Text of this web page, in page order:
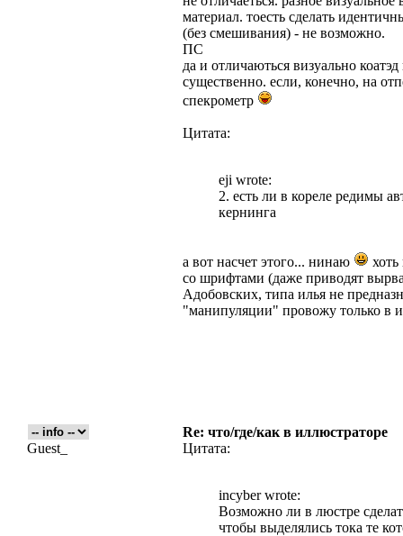
материал. тоесть сделать
(без смешивания) - не возможно.
ПС
да и отличаються визуально
существенно. если, конечно, на
спекрометр
Цитата:
eji wrote:
2. есть ли в кореле редимы
кернинга
а вот насчет этого... нинаю
хоть
со шрифтами (даже приводят
Адобовских, типа илья не
"манипуляции" провожу только в
Re: что/где/как в иллюстраторе
Guest_
Цитата:
incyber wrote:
Возможно ли в люстре
чтобы выделялись тока те